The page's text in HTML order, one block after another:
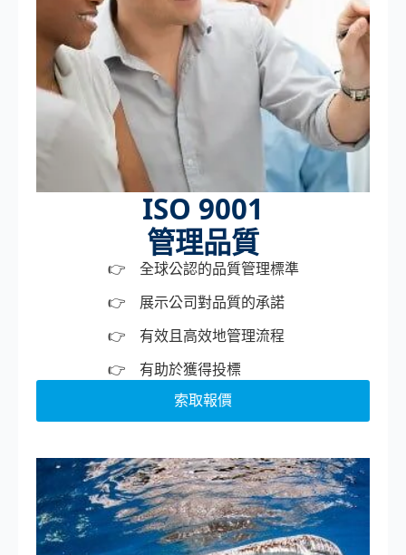
ISO 9001
管理品質
全球公認的品質管理標準
展示公司對品質的承諾
有效且高效地管理流程
有助於獲得投標
索取報價